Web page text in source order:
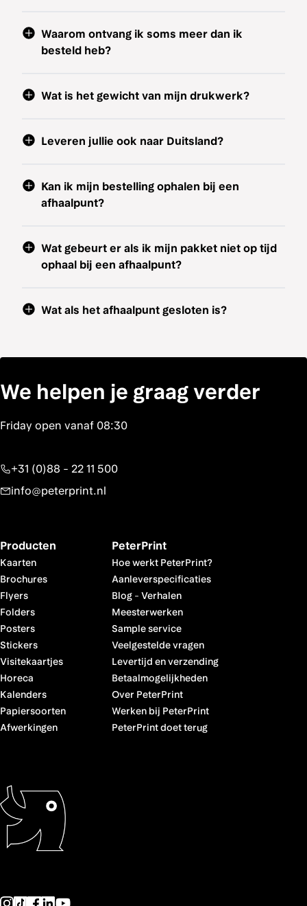
Waarom ontvang ik soms meer dan ik
besteld heb?
Wat is het gewicht van mijn drukwerk?
Leveren jullie ook naar Duitsland?
Kan ik mijn bestelling ophalen bij een
afhaalpunt?
Wat gebeurt er als ik mijn pakket niet op tijd
ophaal bij een afhaalpunt?
Wat als het afhaalpunt gesloten is?
We helpen je graag verder
+31 (0)88 - 22 11 500
info@peterprint.nl
Producten
Kaarten
Brochures
Flyers
Folders
Posters
Stickers
Visitekaartjes
Horeca
Kalenders
Papiersoorten
Afwerkingen
PeterPrint
Hoe werkt PeterPrint?
Aanleverspecificaties
Blog- Verhalen
Meesterwerken
Sample service
Veelgestelde vragen
Levertijd en verzending
Betaalmogelijkheden
Over PeterPrint
Werken bij PeterPrint
PeterPrint doet terug